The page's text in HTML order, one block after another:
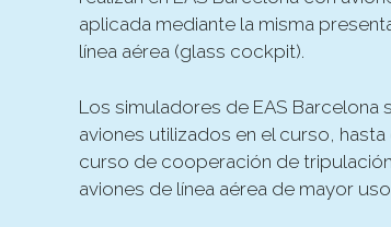
aplicada mediante la misma
línea aérea (glass cockpit).
Los simuladores de EAS
aviones utilizados en el curso,
curso de cooperación de
aviones de línea aérea de mayor